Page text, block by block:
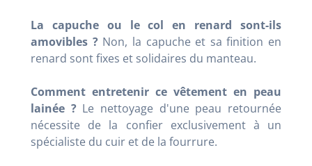
La capuche ou le col en renard sont-ils
amovibles ?Non, la capuche et sa finition en
renard sont fixes et solidaires du manteau.
Comment entretenir ce vêtement en peau
lainée ?Le nettoyage d'une peau retournée
nécessite de la confier exclusivement à un
spécialiste du cuir et de la fourrure.